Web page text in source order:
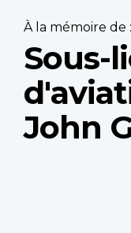
À la mémoire de :
Sous-
John